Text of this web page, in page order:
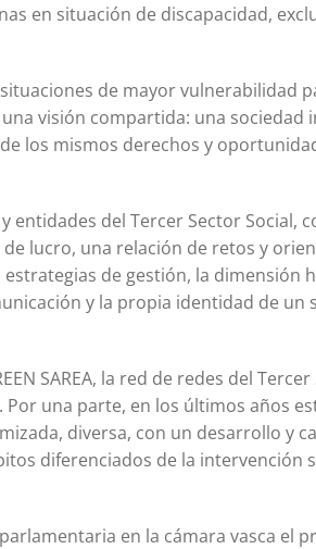
en situación de discapacidad,
de mayor vulnerabilidad
visión compartida: una sociedad
los mismos derechos y
del Tercer Sector Social,
lucro, una relación de retos y
de gestión, la dimensión
y la propia identidad de un
SAREA, la red de redes del
una parte, en los últimos años
diversa, con un desarrollo y
diferenciados de la intervención
en la cámara vasca el